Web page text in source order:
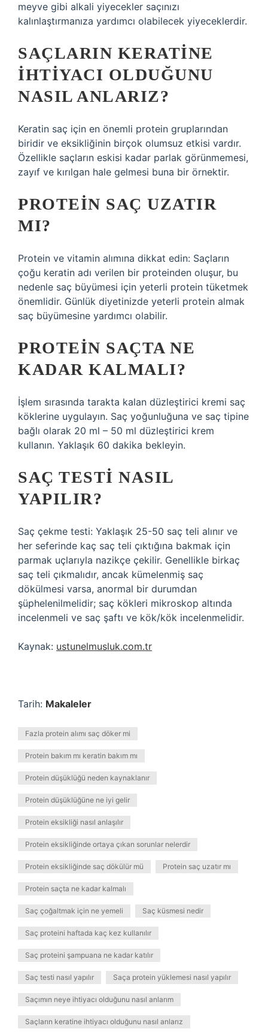
meyve gibi alkali yiyecekler saçınızı
kalınlaştırmanıza yardımcı olabilecek yiyeceklerdir.
SAÇLARIN KERATINE
IHTIYACI OLDUĞUNU
NASIL ANLARIZ?
Keratin saç için en önemli protein gruplarından
biridir ve eksikliğinin birçok olumsuz etkisi vardır.
Özellikle saçların eskisi kadar parlak görünmemesi,
zayıf ve kırılgan hale gelmesi buna bir örnektir.
PROTEIN SAÇ UZATIR
MI?
Protein ve vitamin alımına dikkat edin: Saçların
çoğu keratin adı verilen bir proteinden oluşur, bu
nedenle saç büyümesi için yeterli protein tüketmek
önemlidir. Günlük diyetinizde yeterli protein almak
saç büyümesine yardımcı olabilir.
PROTEIN SAÇTA NE
KADAR KALMALI?
İşlem sırasında tarakta kalan düzleştirici kremi saç
köklerine uygulayın. Saç yoğunluğuna ve saç tipine
bağlı olarak 20 ml – 50 ml düzleştirici krem ​​
kullanın. Yaklaşık 60 dakika bekleyin.
SAÇ TESTI NASIL
YAPILIR?
Saç çekme testi: Yaklaşık 25-50 saç teli alınır ve
her seferinde kaç saç teli çıktığına bakmak için
parmak uçlarıyla nazikçe çekilir. Genellikle birkaç
saç teli çıkmalıdır, ancak kümelenmiş saç
dökülmesi varsa, anormal bir durumdan
şüphelenilmelidir; saç kökleri mikroskop altında
incelenmeli ve saç şaftı ve kök/kök incelenmelidir.
Kaynak: ustunelmusluk.com.tr
Tarih: Makaleler
Fazla protein alımı saç döker mi
Protein bakım mı keratin bakım mı
Protein düşüklüğü neden kaynaklanır
Protein düşüklüğüne ne iyi gelir
Protein eksikliği nasıl anlaşılır
Protein eksikliğinde ortaya çıkan sorunlar nelerdir
Protein eksikliğinde saç dökülür mü Protein saç uzatır mı
Protein saçta ne kadar kalmalı
Saç çoğaltmak için ne yemeli Saç küsmesi nedir
Saç proteini haftada kaç kez kullanılır
Saç proteini şampuana ne kadar katılır
Saç testi nasıl yapılır Saça protein yüklemesi nasıl yapılır
Saçımın neye ihtiyacı olduğunu nasıl anlarım
Saçların keratine ihtiyacı olduğunu nasıl anlarız